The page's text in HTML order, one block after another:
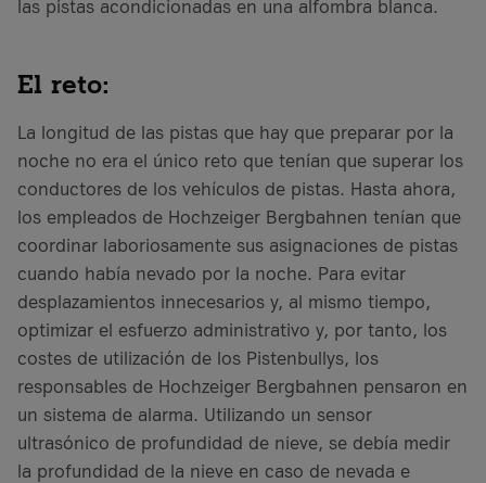
las pistas acondicionadas en una alfombra blanca.
El reto:
La longitud de las pistas que hay que preparar por la
noche no era el único reto que tenían que superar los
conductores de los vehículos de pistas. Hasta ahora,
los empleados de Hochzeiger Bergbahnen tenían que
coordinar laboriosamente sus asignaciones de pistas
cuando había nevado por la noche. Para evitar
desplazamientos innecesarios y, al mismo tiempo,
optimizar el esfuerzo administrativo y, por tanto, los
costes de utilización de los Pistenbullys, los
responsables de Hochzeiger Bergbahnen pensaron en
un sistema de alarma. Utilizando un sensor
ultrasónico de profundidad de nieve, se debía medir
la profundidad de la nieve en caso de nevada e